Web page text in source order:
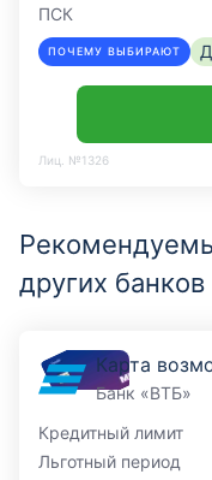
ПСК
ПОЧЕМУ ВЫБИРАЮТ
Лиц. №1326
других банков
Карта
Банк «ВТБ»
Кредитный лимит
Льготный период